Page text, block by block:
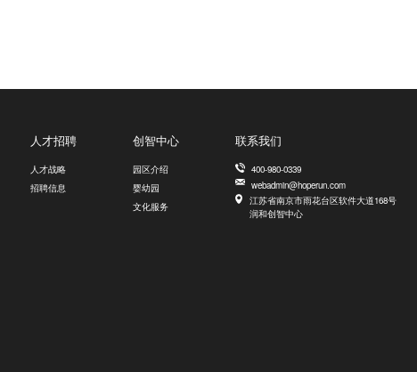
人才招聘
人才战略
招聘信息
创智中心
园区介绍
婴幼园
文化服务
联系我们
400-980-0339
webadmin@hoperun.com
江苏省南京市雨花台区软件大道168号
润和创智中心